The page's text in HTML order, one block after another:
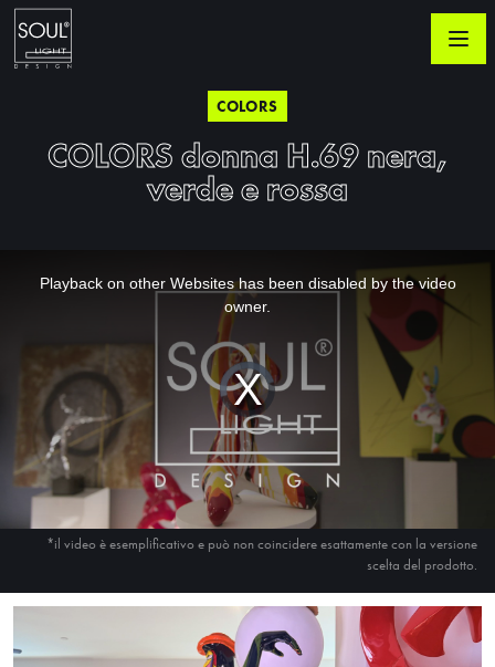
COLORS
COLORS donna H.69 nera,
verde e rossa
Video
Player
is
loading.
Playback on other Websites has been disabled by the video
owner.
*il video è esemplificativo e può non coincidere esattamente con la versione
scelta del prodotto.